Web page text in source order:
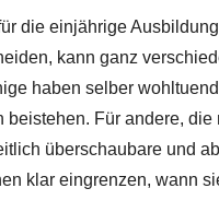
die einjährige
kann ganz
haben selber
beistehen. Für andere,
überschaubare und
klar eingrenzen, wann